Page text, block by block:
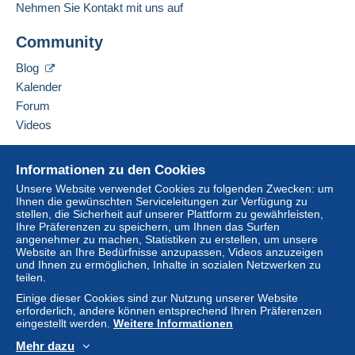
Der Käufer nutzt die von Delcampe auf der Seite
Zahlungsmethoden.
Eine Zahlung, die nicht über
integrierte Zahlungssystem erfolgt
Kauf kann Konsequenzen für das Konto des
Käufers nach sich ziehen.
Klauseln enthalten, die sich auf die Zahlung
beziehen, sind diese Klauseln als nichtig zu
betrachten. Es gelten ausschließlich die
Zahlungsbedingungen der Delcampe-Website, wie
sie in den Nutzungsbedingungen definiert sind.
Käufe müssen, nachdem der Verkäufer die
Tagenbezahlt werden.
Garantie:
Widerrufsrecht
Adresse des Unternehmens:
8 R DE CONSTANTINE
F-37000
Diesen Verkäufer zu meiner schwarzen Liste
hinzufügen
Informationen zu den Cookies
Unsere Website verwendet Cookies zu folgenden Zwecken: um
Ihnen die gewünschten Serviceleitungen zur Verfügung zu
stellen, die Sicherheit auf unserer Plattform zu gewährleisten,
Ihre Präferenzen zu speichern, um Ihnen das Surfen
angenehmer zu machen, Statistiken zu erstellen, um unsere
Website an Ihre Bedürfnisse anzupassen, Videos anzuzeigen
und Ihnen zu ermöglichen, Inhalte in sozialen Netzwerken zu
teilen.
Einige dieser Cookies sind zur Nutzung unserer Website
erforderlich, andere können entsprechend Ihren Präferenzen
eingestellt werden. Weitere Informationen
Mehr dazu
Nehmen Sie Kontakt mit uns auf
Community
Blog
Kalender
Forum
Videos
Online-Hilfe
Auf Delcampe kaufen
Auf Delcampe verkaufen
Eine sichere Website